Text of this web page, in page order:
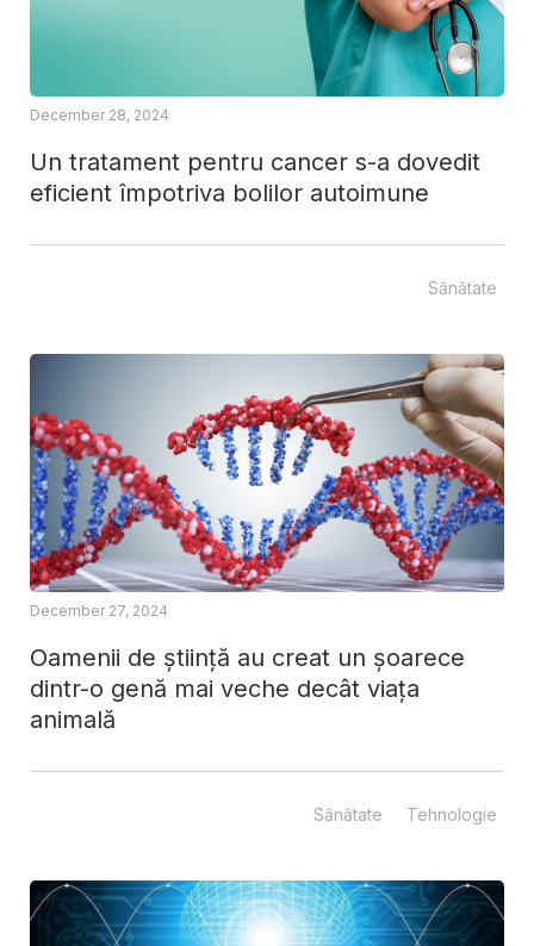
Un tratament pentru cancer s-a dovedit
eficient împotriva bolilor autoimune
December 28, 2024
Sănătate
Oamenii de știință au creat un șoarece
dintr-o genă mai veche decât viața
animală
December 27, 2024
Sănătate Tehnologie